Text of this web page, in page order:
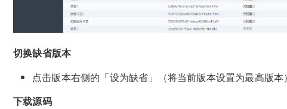
切换缺省版本
点击版本右侧的「设为缺省」（将当前版本设置为最高版
下载源码